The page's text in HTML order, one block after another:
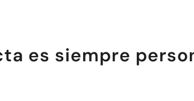
es siempre